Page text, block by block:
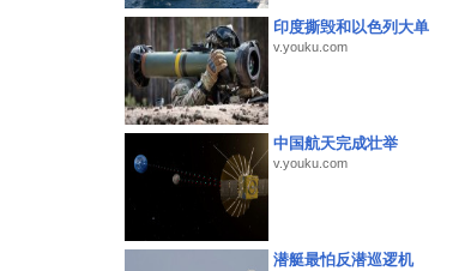
印度撕毁和以色列大单
v.youku.com
中国航天完成壮举
v.youku.com
潜艇最怕反潜巡逻机